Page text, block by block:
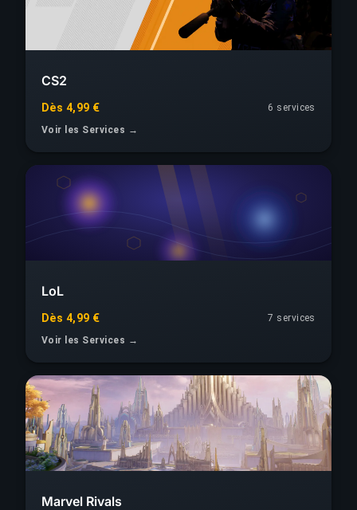
CS2
Dès 4,99 €
6 services
Voir les Services →
LoL
Dès 4,99 €
7 services
Voir les Services →
Marvel Rivals